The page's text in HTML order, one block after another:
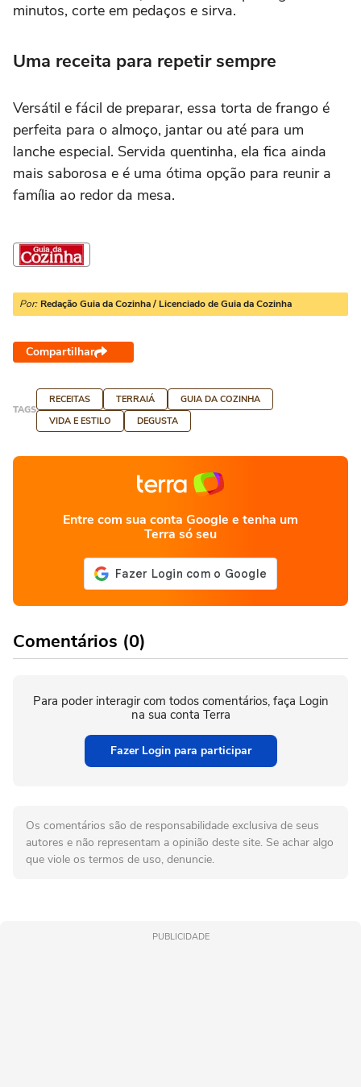
minutos, corte em pedaços e sirva.
Uma receita para repetir sempre
Versátil e fácil de preparar, essa torta de frango é
perfeita para o almoço, jantar ou até para um
lanche especial. Servida quentinha, ela fica ainda
mais saborosa e é uma ótima opção para reunir a
família ao redor da mesa.
Por: Redação Guia da Cozinha / Licenciado de Guia da Cozinha
Compartilhar
TAGS
RECEITAS TERRAIÁ
GUIA DA COZINHA
VIDA E ESTILO
DEGUSTA
Entre com sua conta Google e tenha um
Terra só seu
Comentários (0)
Para poder interagir com todos comentários, faça Login
na sua conta Terra
Fazer Login para participar
Os comentários são de responsabilidade exclusiva de seus
autores e não representam a opinião deste site. Se achar algo
que viole os termos de uso, denuncie.
PUBLICIDADE